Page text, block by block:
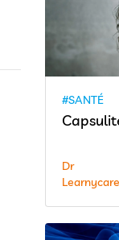
#SANTÉ
Dr
Learnycare